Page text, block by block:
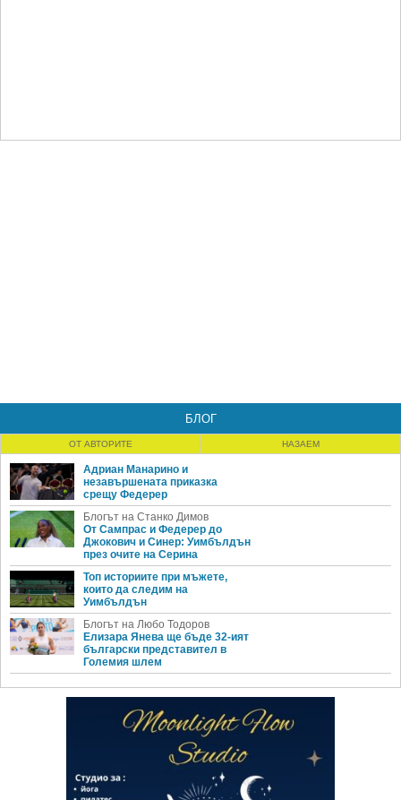
БЛОГ
ОТ АВТОРИТЕ НАЗАЕМ
Адриан Манарино и
незавършената приказка
срещу Федерер
Блогът на Станко Димов
От Сампрас и Федерер до
Джокович и Синер: Уимбълдън
през очите на Серина
Топ историите при мъжете,
които да следим на
Уимбълдън
Блогът на Любо Тодоров
Елизара Янева ще бъде 32-ият
български представител в
Големия шлем